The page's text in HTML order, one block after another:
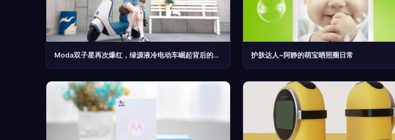
Moda双子星再次爆红，绿源液冷电动车崛起背后的科技底色！ 护肤达人~阿静的萌宝晒照圈日常